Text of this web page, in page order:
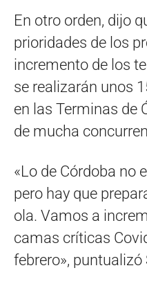
En otro orden, dijo
prioridades de los
incremento de los
se realizarán unos
en las Terminas de
de mucha
«Lo de Córdoba no
pero hay que
ola. Vamos a
camas críticas
febrero», puntualizó